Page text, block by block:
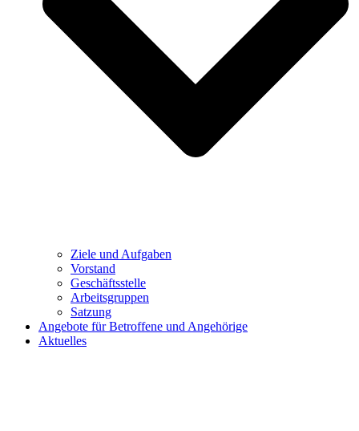
Ziele und Aufgaben
Vorstand
Geschäftsstelle
Arbeitsgruppen
Satzung
Angebote für Betroffene und Angehörige
Aktuelles